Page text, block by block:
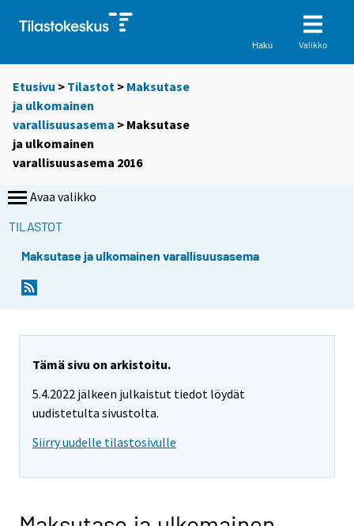
Haku Valikko
Etusivu > Tilastot > Maksutase
ja ulkomainen
varallisuusasema > Maksutase
ja ulkomainen
varallisuusasema 2016
Avaa valikko
TILASTOT
Maksutase ja ulkomainen varallisuusasema
Tämä sivu on arkistoitu.
5.4.2022 jälkeen julkaistut tiedot löydät
uudistetulta sivustolta.
Siirry uudelle tilastosivulle